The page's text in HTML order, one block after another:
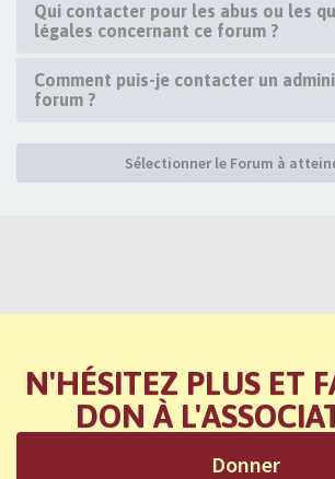
Qui contacter pour les abus ou les
légales concernant ce forum ?
Comment puis-je contacter un
forum ?
Sélectionner le Forum à
N'HÉSITEZ PLUS ET
DON À
Donner